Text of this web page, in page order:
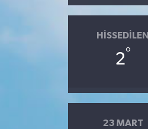
HISSEDILEN
2°
23 MART